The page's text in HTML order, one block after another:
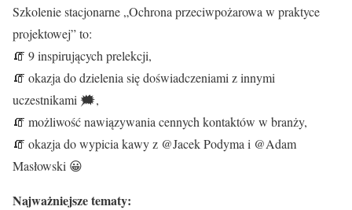
Szkolenie stacjonarne „Ochrona przeciwpożarowa w praktyce
projektowej” to:
🧯 9 inspirujących prelekcji,
🧯 okazja do dzielenia się doświadczeniami z innymi
uczestnikami 🗯️,
🧯 możliwość nawiązywania cennych kontaktów w branży,
🧯 okazja do wypicia kawy z @Jacek Podyma i @Adam
Masłowski 😀
Najważniejsze tematy: